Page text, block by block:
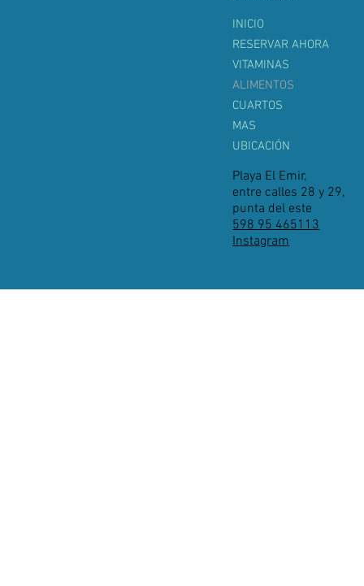
INICIO
RESERVAR AHORA
VITAMINAS
ALIMENTOS
CUARTOS
MAS
UBICACIÓN
Playa El Emir,
entre calles 28 y 29,
punta del este
598 95 465113
Instagram